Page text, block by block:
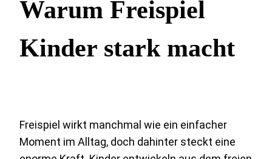
Warum Freispiel
Kinder stark macht
Freispiel wirkt manchmal wie ein einfacher
Moment im Alltag, doch dahinter steckt eine